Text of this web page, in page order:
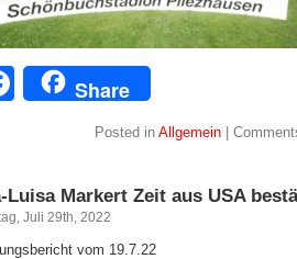
Facebook
Share
Posted in Allgemein|
Luisa Markert Zeit aus USA
Juli 29th, 2022
vom 19.7.22